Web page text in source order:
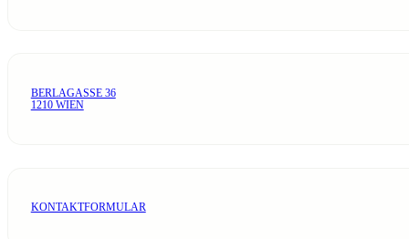
BERLAGASSE 36
1210 WIEN
KONTAKTFORMULAR